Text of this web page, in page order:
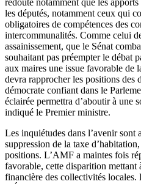
les députés, notamment ceux qui
obligatoires de compétences des
intercommunalités. Comme celui
assainissement, que le Sénat
souhaitant pas préempter le débat
aux maires une issue favorable de
devra rapprocher les positions des
démocrate confiant dans le
éclairée permettra d’aboutir à une
indiqué le Premier ministre.
Les inquiétudes dans l’avenir sont
suppression de la taxe
positions. L’AMF a maintes fois
favorable, cette disparition mettant
financière des collectivités